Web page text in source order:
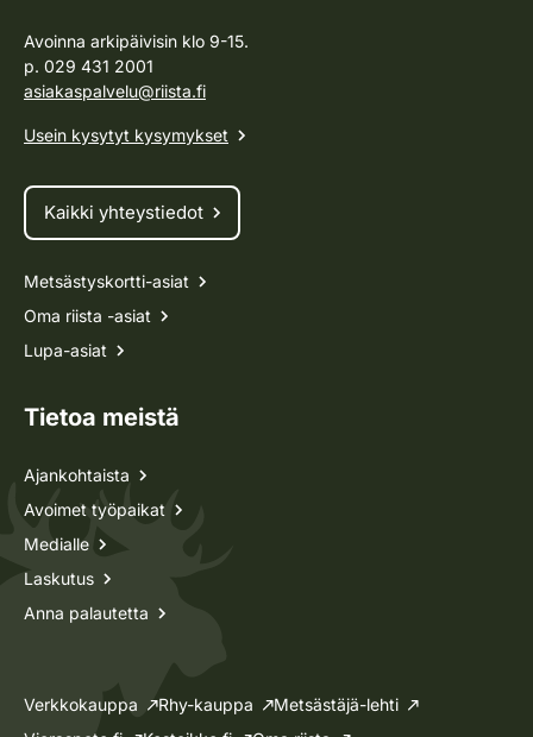
Avoinna arkipäivisin klo 9-15.
p. 029 431 2001
asiakaspalvelu@riista.fi
Usein kysytyt kysymykset
Kaikki yhteystiedot
Metsästyskortti-asiat
Oma riista -asiat
Lupa-asiat
Tietoa meistä
Ajankohtaista
Avoimet työpaikat
Medialle
Laskutus
Anna palautetta
Verkkokauppa Rhy-kauppa
Metsästäjä-lehti